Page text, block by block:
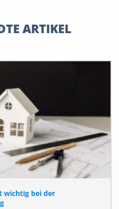
ARTIKEL
wichtig bei der